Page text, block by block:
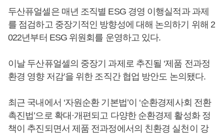
두산퓨얼셀은 매년 조직별 ESG 경영 이행실적과 과제
를 점검하고 중장기적인 방향성에 대해 논의하기 위해 2
022년부터 ESG 위원회를 운영하고 있다.
이날 두산퓨얼셀의 중장기 과제로 추진될 ‘제품 전과정
환경 영향 저감’을 위한 조직간 협업 방안도 논의됐다.
최근 국내에서 ‘자원순환 기본법’이 ‘순환경제사회 전환
촉진법’으로 확대·개편되고 다양한 순환경제 활성화 정
책이 추진되면서 제품 전과정에서의 친환경 실천이 강